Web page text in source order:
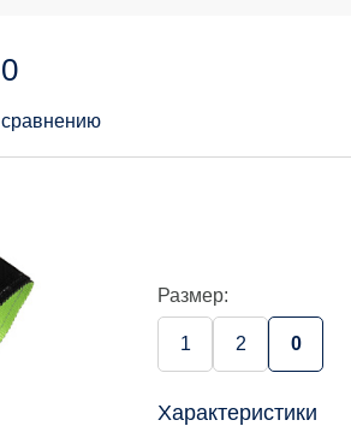
Размер:
1 2 0
Характеристики